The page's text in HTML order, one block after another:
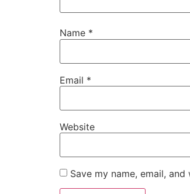
Name *
Email *
Website
Save my name, email,